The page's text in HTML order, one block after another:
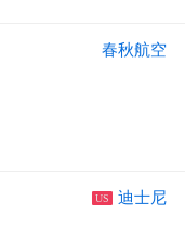
春秋航空
US 迪士尼